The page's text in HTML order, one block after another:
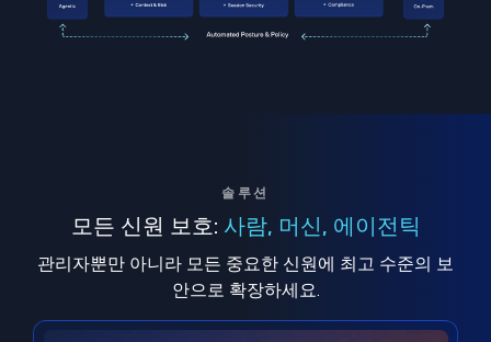
솔루션
모든 신원 보호: 사람, 머신, 에이전틱
관리자뿐만 아니라 모든 중요한 신원에 최고 수준의 보
안으로 확장하세요.